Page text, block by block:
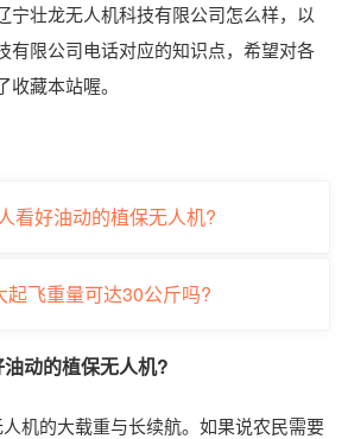
宁壮龙无人机科技有限公司怎么样，以
有限公司电话对应的知识点，希望对各
藏本站喔。
看好油动的植保无人机?
起飞重量可达30公斤吗?
动的植保无人机?
机的大载重与长续航。如果说农民需要